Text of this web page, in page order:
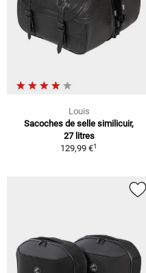
Louis
Sacoches de selle similicuir,
27 litres
129,99 €1